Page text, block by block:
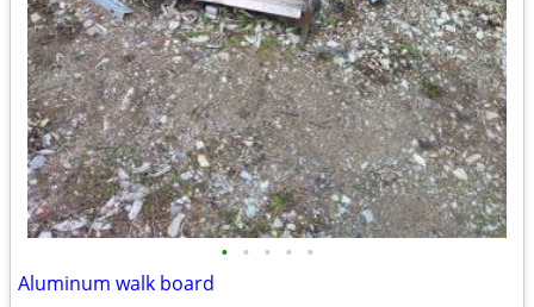
• • • • •
Aluminum walk board